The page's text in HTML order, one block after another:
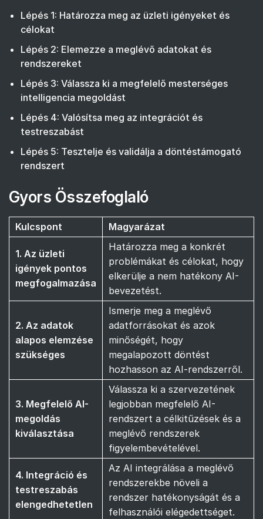
Lépés 1: Határozza meg az üzleti igényeket és
célokat
Lépés 2: Elemezze a meglévő adatokat és
rendszereket
Lépés 3: Válassza ki a megfelelő mesterséges
intelligencia megoldást
Lépés 4: Valósítsa meg az integrációt és
testreszabást
Lépés 5: Tesztelje és validálja a döntéstámogató
rendszert
Gyors Összefoglaló
Kulcspont Magyarázat
1. Az üzleti
igények pontos
megfogalmazása
Határozza meg a konkrét
problémákat és célokat, hogy
elkerülje a nem hatékony AI-
bevezetést.
2. Az adatok
alapos elemzése
szükséges
Ismerje meg a meglévő
adatforrásokat és azok
minőségét, hogy
megalapozott döntést
hozhasson az AI-rendszerről.
3. Megfelelő AI-
megoldás
kiválasztása
Válassza ki a szervezetének
legjobban megfelelő AI-
rendszert a célkitűzések és a
meglévő rendszerek
figyelembevételével.
4. Integráció és
testreszabás
elengedhetetlen
Az AI integrálása a meglévő
rendszerekbe növeli a
rendszer hatékonyságát és a
felhasználói elégedettséget.